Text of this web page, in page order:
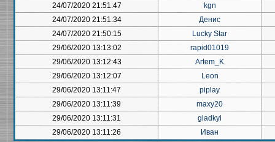
24/07/2020 21:51:47
kgn
24/07/2020 21:51:34
Денис
24/07/2020 21:50:15
Lucky Star
29/06/2020 13:13:02
rapid01019
29/06/2020 13:12:43
Artem_K
29/06/2020 13:12:07
Leon
29/06/2020 13:11:47
piplay
29/06/2020 13:11:39
maxy20
29/06/2020 13:11:31
gladkyi
29/06/2020 13:11:26
Иван